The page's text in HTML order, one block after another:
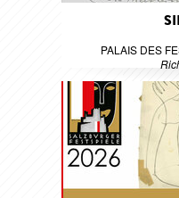
PALAIS DES